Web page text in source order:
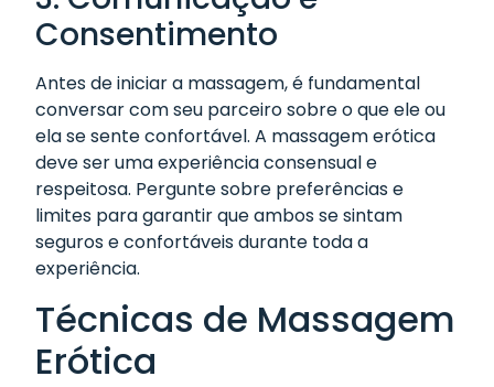
Consentimento
Antes de iniciar a massagem, é fundamental
conversar com seu parceiro sobre o que ele ou
ela se sente confortável. A massagem erótica
deve ser uma experiência consensual e
respeitosa. Pergunte sobre preferências e
limites para garantir que ambos se sintam
seguros e confortáveis durante toda a
experiência.
Técnicas de Massagem
Erótica